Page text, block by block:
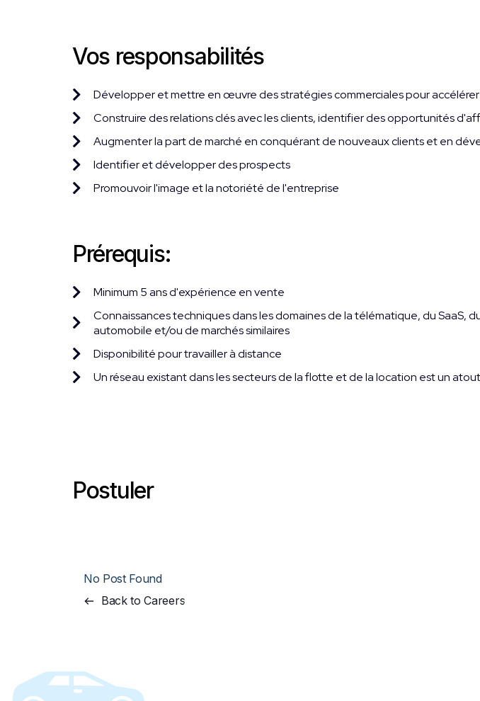
Vos responsabilités
Développer et mettre en œuvre des stratégies commerciales pour
Construire des relations clés avec les clients, identifier des opportunités
Augmenter la part de marché en conquérant de nouveaux clients et en
Identifier et développer des prospects
Promouvoir l'image et la notoriété de l'entreprise
Prérequis:
Minimum 5 ans d'expérience en vente
Connaissances techniques dans les domaines de la télématique, du SaaS,
automobile et/ou de marchés similaires
Disponibilité pour travailler à distance
Un réseau existant dans les secteurs de la flotte et de la location est un
Postuler
No Post Found
Back to Careers